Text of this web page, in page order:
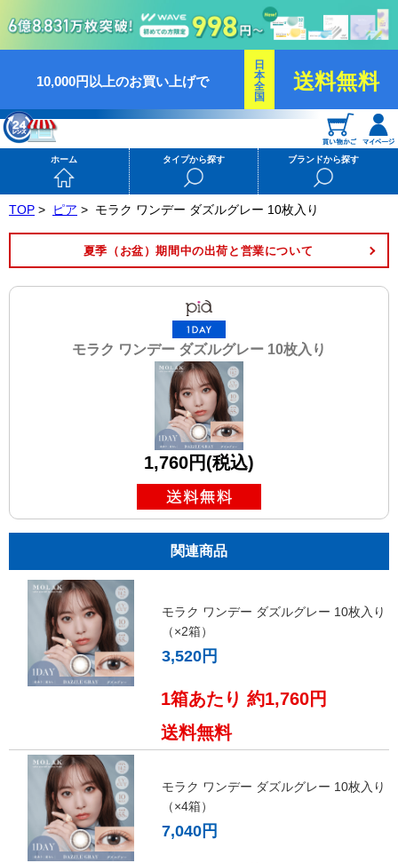
10,000円以上のお買い上げで
日
本
全
国
送料無料
ホーム タイプから探す ブランドから探す
TOP > ピア > モラク ワンデー ダズルグレー 10枚入り
夏季（お盆）期間中の出荷と営業について
モラク ワンデー ダズルグレー 10枚入り
1,760円(税込)
関連商品
モラク ワンデー ダズルグレー 10枚入り
（×2箱）
3,520円
1箱あたり 約1,760円
送料無料
モラク ワンデー ダズルグレー 10枚入り
（×4箱）
7,040円